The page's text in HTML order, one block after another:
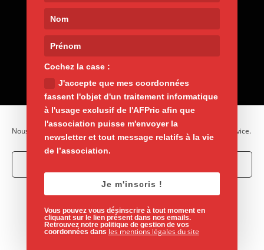
Nous utilisons des cookies pour optimiser notre site web et notre service.
Refuser
Voir les préférences
9, rue de Nemours 75011 Paris
01 400 30 200
afpric@afpric.org
Mentions légales
Vie privée
Politique de cookies
Un site de l'Association Française des Polyarthritiques
Cochez la case :
J'accepte que mes coordonnées
fassent l'objet d'un traitement informatique
à l'usage exclusif de l'AFPric afin que
l'association puisse m'envoyer la
newsletter et tout message relatifs à la vie
de l’association.
Je m'inscris !
Vous pouvez vous désinscrire à tout moment en
cliquant sur le lien présent dans nos emails.
Retrouvez notre politique de gestion de vos
coordonnées dans les mentions légales du site